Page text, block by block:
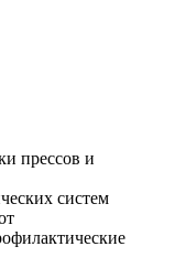
прессов и
систем